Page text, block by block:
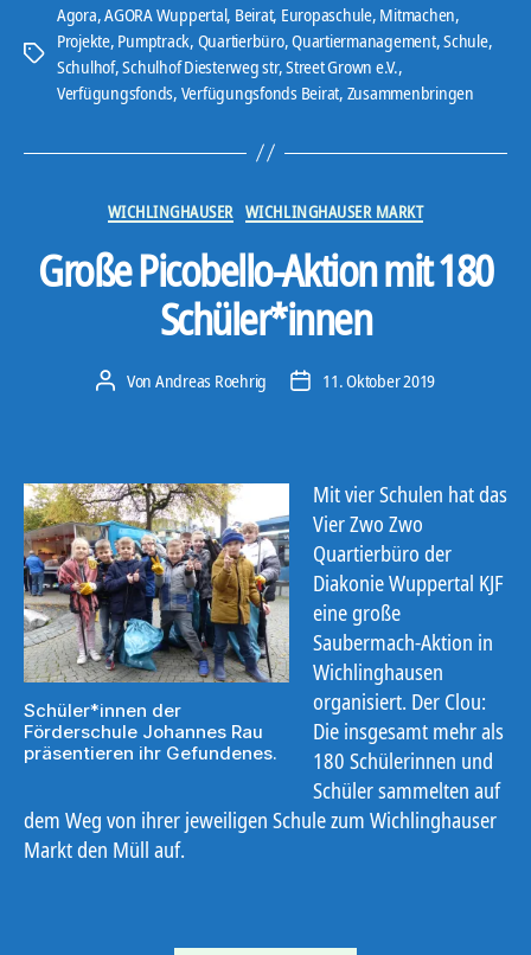
Schlagwörter
Agora,AGORA Wuppertal, Beirat, Europaschule, Mitmachen,
Projekte, Pumptrack, Quartierbüro,Quartiermanagement,Schule,
Schulhof,Schulhof Diesterweg str,Street Grown e.V.,
Verfügungsfonds, Verfügungsfonds Beirat, Zusammenbringen
Kategorien
WICHLINGHAUSER WICHLINGHAUSER MARKT
Große Picobello-Aktion mit 180
Schüler*innen
Beitragsautor
Von Andreas Roehrig Veröffentlichungsdatum
11. Oktober 2019
Schüler*innen der
Förderschule Johannes Rau
präsentieren ihr Gefundenes.
Mit vier Schulen hat das
Vier Zwo Zwo
Quartierbüro der
Diakonie Wuppertal KJF
eine große
Saubermach-Aktion in
Wichlinghausen
organisiert. Der Clou:
Die insgesamt mehr als
180 Schülerinnen und
Schüler sammelten auf
dem Weg von ihrer jeweiligen Schule zum Wichlinghauser
Markt den Müll auf.